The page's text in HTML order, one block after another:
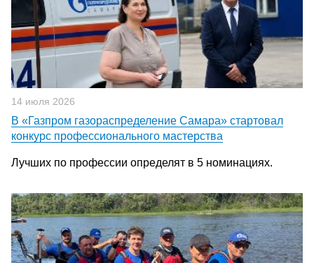
14 июля 2026
В «Газпром газораспределение Самара» стартовал
конкурс профессионального мастерства
Лучших по профессии определят в 5 номинациях.